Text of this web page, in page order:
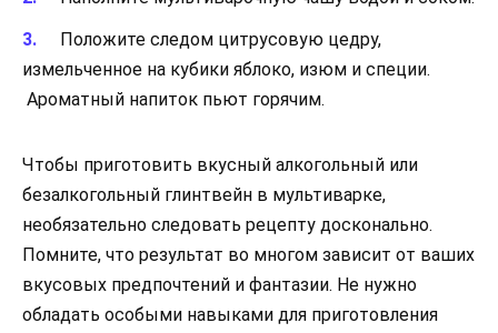
Положите следом цитрусовую цедру,
измельченное на кубики яблоко, изюм и специи.
Ароматный напиток пьют горячим.
Чтобы приготовить вкусный алкогольный или
безалкогольный глинтвейн в мультиварке,
необязательно следовать рецепту досконально.
Помните, что результат во многом зависит от ваших
вкусовых предпочтений и фантазии. Не нужно
обладать особыми навыками для приготовления